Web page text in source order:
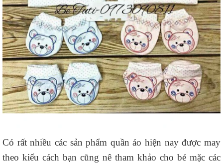
Có rất nhiều các sản phẩm quần áo hiện nay được may
theo kiểu cách bạn cũng nê tham khảo cho bé mặc các